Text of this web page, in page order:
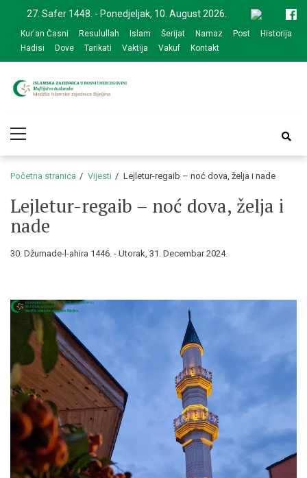
navigation
content
27. Safer 1448. - Ponedjeljak, 10. August 2026.
Kur'an Časni Resulullah Islam Šerijat Namaz Post
Historija
Hadisi
Dove Tarikati Vaktija Vakuf Kontakt
zajednice Bijeljina
Menu
Početna stranica Vijesti Lejletur-regaib – noć dova, želja i nade
Lejletur-regaib – noć dova, želja i
nade
30. Džumade-l-ahira 1446. - Utorak, 31. Decembar 2024.